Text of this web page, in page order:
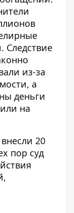
Следствие
из-за
а
деньги
на
внесли 20
пор суд